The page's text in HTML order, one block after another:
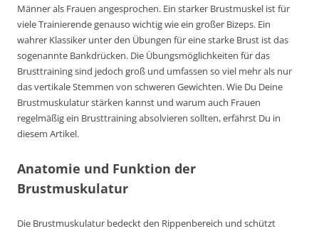
Männer als Frauen angesprochen. Ein starker Brustmuskel ist für
viele Trainierende genauso wichtig wie ein großer Bizeps. Ein
wahrer Klassiker unter den Übungen für eine starke Brust ist das
sogenannte Bankdrücken. Die Übungsmöglichkeiten für das
Brusttraining sind jedoch groß und umfassen so viel mehr als nur
das vertikale Stemmen von schweren Gewichten. Wie Du Deine
Brustmuskulatur stärken kannst und warum auch Frauen
regelmäßig ein Brusttraining absolvieren sollten, erfährst Du in
diesem Artikel.
Anatomie und Funktion der
Brustmuskulatur
Die Brustmuskulatur bedeckt den Rippenbereich und schützt